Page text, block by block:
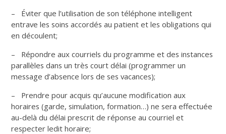
– Éviter que l’utilisation de son téléphone intelligent
entrave les soins accordés au patient et les obligations qui
en découlent;
– Répondre aux courriels du programme et des instances
parallèles dans un très court délai (programmer un
message d’absence lors de ses vacances);
– Prendre pour acquis qu’aucune modification aux
horaires (garde, simulation, formation…) ne sera effectuée
au-delà du délai prescrit de réponse au courriel et
respecter ledit horaire;